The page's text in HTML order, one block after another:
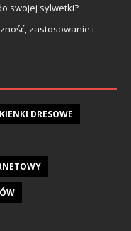
swojej sylwetki?
zastosowanie i
DRESOWE